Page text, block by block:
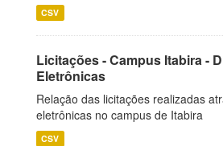
CSV
Licitações - Campus Itabira -
Eletrônicas
Relação das licitações realizadas
eletrônicas no campus de Itabira
CSV